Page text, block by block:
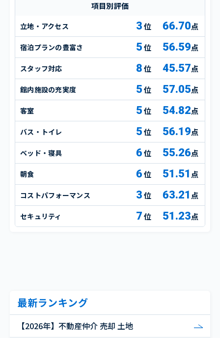
項目別評価
立地・アクセス 3 66.70点
宿泊プランの豊富さ 5 56.59点
スタッフ対応 8 45.57点
館内施設の充実度 5 57.05点
客室 5 54.82点
バス・トイレ 5 56.19点
ベッド・寝具 6 55.26点
朝食 6 51.51 点
コストパフォーマンス 3 63.21 点
セキュリティ 7 51.23点
最新ランキング
【2026年】不動産仲介 売却 土地